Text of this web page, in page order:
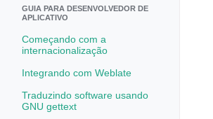
GUIA PARA DESENVOLVEDOR DE
APLICATIVO
Começando com a
internacionalização
Integrando com Weblate
Traduzindo software usando
GNU gettext